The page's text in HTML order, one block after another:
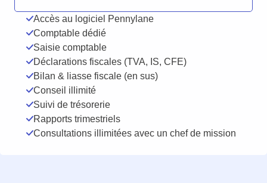
Accès au logiciel Pennylane
Comptable dédié
Saisie comptable
Déclarations fiscales (TVA, IS, CFE)
Bilan & liasse fiscale (en sus)
Conseil illimité
Suivi de trésorerie
Rapports trimestriels
Consultations illimitées avec un chef de mission